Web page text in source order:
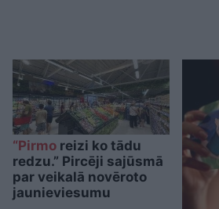
“Pirmo reizi ko tādu
redzu.” Pircēji sajūsmā
par veikalā novēroto
jaunieviesumu